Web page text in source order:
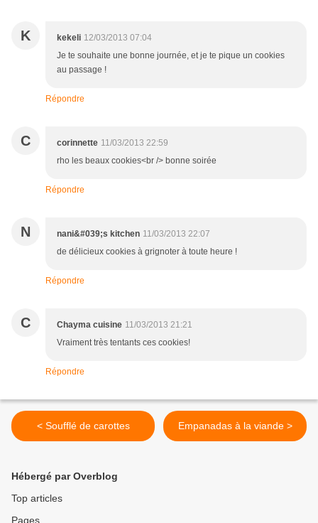
K kekeli 12/03/2013 07:04
Je te souhaite une bonne journée, et je te pique un cookies
au passage !
Répondre
C corinnette 11/03/2013 22:59
rho les beaux cookies<br /> bonne soirée
Répondre
N nani&#039;s kitchen 11/03/2013 22:07
de délicieux cookies à grignoter à toute heure !
Répondre
C Chayma cuisine 11/03/2013 21:21
Vraiment très tentants ces cookies!
Répondre
< Soufflé de carottes Empanadas à la viande >
Hébergé par Overblog
Top articles
Pages